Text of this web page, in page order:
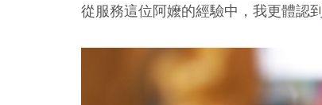
從服務這位阿嬤的經驗中，我更體認